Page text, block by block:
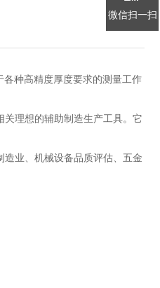
种高精度厚度要求的测量工作
理想的辅助制造生产工具。它
业、机械设备品质评估、五金
微信扫一扫